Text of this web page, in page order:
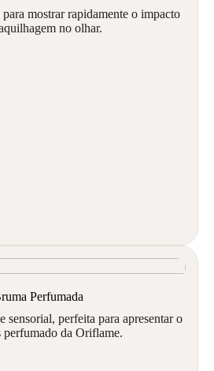
mostrar rapidamente o impacto
no olhar.
Perfumada
sensorial, perfeita para apresentar o
perfumado da Oriflame.